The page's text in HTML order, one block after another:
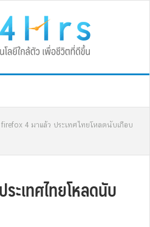
firefox 4 มาแล้ว ประเทศไทยโหลดนับเกือบ
ะเทศไทยโหลดนับ